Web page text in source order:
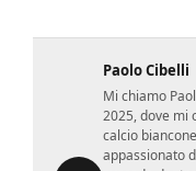
Paolo Cibelli
Mi chiamo
2025, dove mi
calcio
appassionato